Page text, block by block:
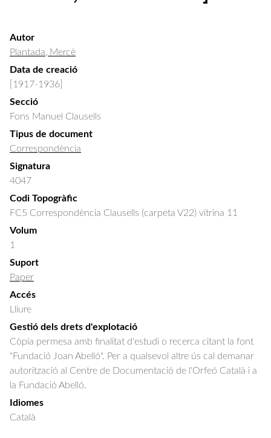
Autor
Plantada, Mercè
Data de creació
[1917-1936]
Secció
Fons Manuel Clausells
Tipus de document
Correspondència
Signatura
4047
Codi Topogràfic
FC5 Correspondència Clausells (carpeta V22) vitrina 11
Volum
1
Suport
Paper
Accés
Lliure
Gestió dels drets d'explotació
Còpia permesa amb finalitat d'estudi o recerca citant la font
"Fundació Joan Abelló". Per a qualsevol altre ús cal demanar
autorització al Centre de Documentació de l'Orfeó Català i a
la Fundació Abelló.
Idiomes
Català